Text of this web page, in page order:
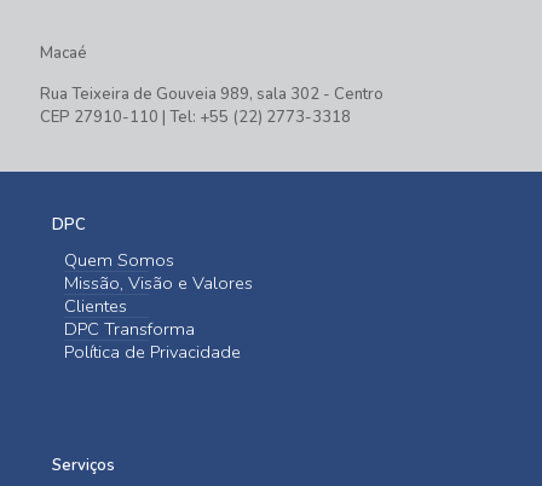
Macaé
Rua Teixeira de Gouveia 989, sala 302 - Centro
CEP 27910-110 | Tel: +55 (22) 2773-3318
DPC
Quem Somos
Missão, Visão e Valores
Clientes
DPC Transforma
Política de Privacidade
Serviços